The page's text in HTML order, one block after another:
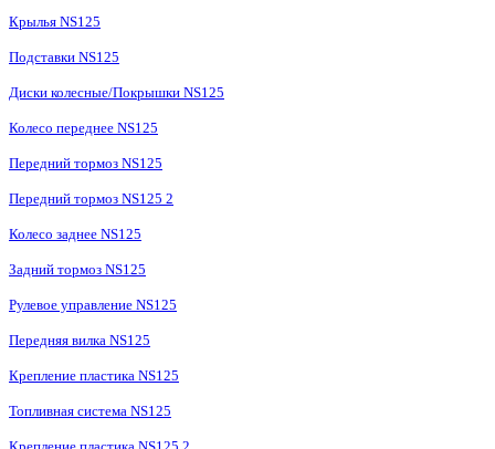
Крылья NS125
Подставки NS125
Диски колесные/Покрышки NS125
Колесо переднее NS125
Передний тормоз NS125
Передний тормоз NS125 2
Колесо заднее NS125
Задний тормоз NS125
Рулевое управление NS125
Передняя вилка NS125
Крепление пластика NS125
Топливная система NS125